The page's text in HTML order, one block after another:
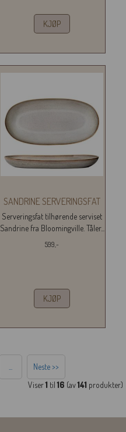
KJØP
SANDRINE SERVERINGSFAT
Serveringsfat tilhørende serviset
Sandrine fra Bloomingville. Tåler...
599,-
KJØP
Neste >>
Viser1 til16 (av141 produkter)